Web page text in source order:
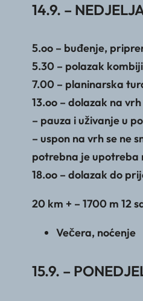
14.9. –
5.oo – buđenje,
5.30 – polazak
7.00 – planinarska
13.oo – dolazak na
– pauza i uživanje u
– uspon na vrh se ne
potrebna je upotreba
18.oo – dolazak do
20 km + – 1700 m 12
Večera, noćenje
15.9. –